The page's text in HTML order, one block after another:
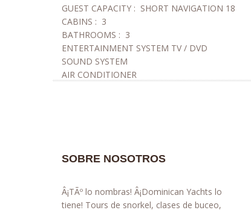
GUEST CAPACITY : SHORT NAVIGATION 18
CABINS : 3
BATHROOMS : 3
ENTERTAINMENT SYSTEM TV / DVD
SOUND SYSTEM
AIR CONDITIONER
SOBRE NOSOTROS
Â¡TÃº lo nombras! Â¡Dominican Yachts lo
tiene! Tours de snorkel, clases de buceo,